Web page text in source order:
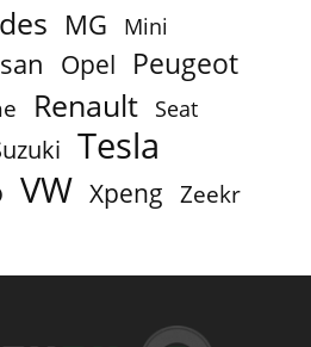
MG Mini
Opel Peugeot
Renault Seat
Tesla
VW Xpeng Zeekr